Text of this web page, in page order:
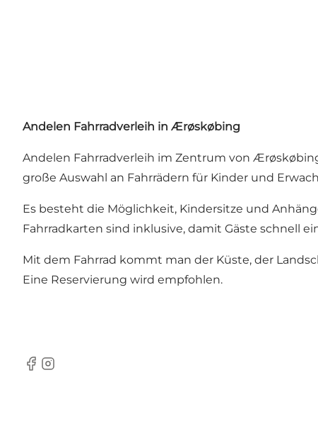
Andelen Fahrradverleih in Ærøskøbing
Andelen Fahrradverleih im Zentrum von
große Auswahl an Fahrrädern für Kinder und
Es besteht die Möglichkeit, Kindersitze und
Fahrradkarten sind inklusive, damit Gäste schnell
Mit dem Fahrrad kommt man der Küste, der
Eine Reservierung wird empfohlen.
Facebook
Instagram